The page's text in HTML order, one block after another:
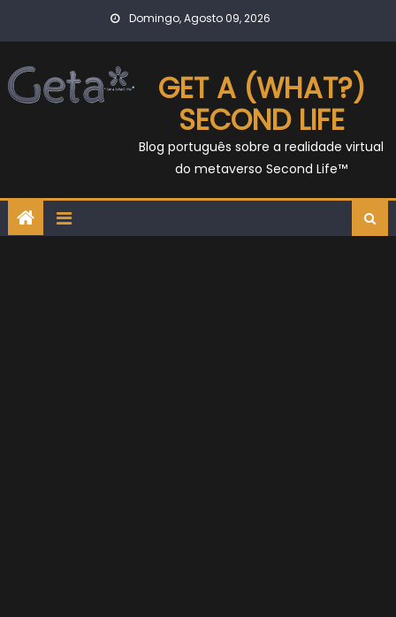
Domingo, Agosto 09, 2026
GET A (WHAT?)
SECOND LIFE
Blog português sobre a realidade virtual
do metaverso Second Life™